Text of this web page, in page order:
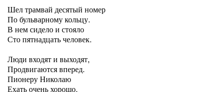
Шел трамвай десятый номер
По бульварному кольцу.
В нем сидело и стояло
Сто пятнадцать человек.
Люди входят и выходят,
Продвигаются вперед.
Пионеру Николаю
Ехать очень хорошо.